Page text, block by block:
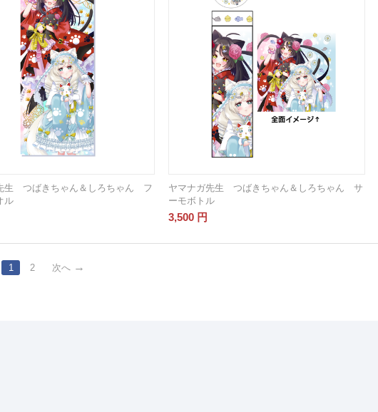
生 つばきちゃん＆しろちゃん フ
ル
ヤマナガ先生 つばきちゃん＆しろちゃん サ
ーモボトル
3,500 円
1 2 次へ